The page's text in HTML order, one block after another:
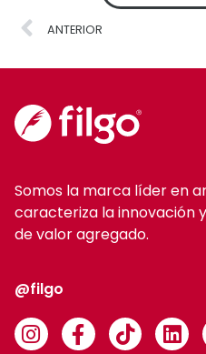
ANTERIOR
Somos la marca líder en
caracteriza la innovación
de valor agregado.
@filgo